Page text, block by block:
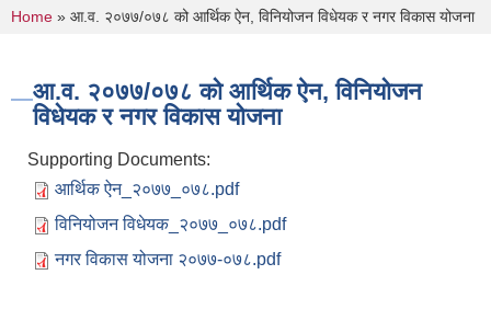
You are here
Home » आ.व. २०७७/०७८ को आर्थिक ऐन, विनियोजन विधेयक र नगर विकास योजना
आ.व. २०७७/०७८ को आर्थिक ऐन, विनियोजन
विधेयक र नगर विकास योजना
Supporting Documents:
आर्थिक ऐन_२०७७_०७८.pdf
विनियोजन विधेयक_२०७७_०७८.pdf
नगर विकास योजना २०७७-०७८.pdf